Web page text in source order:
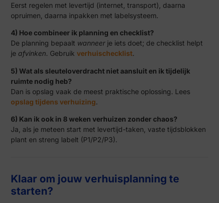
Eerst regelen met levertijd (internet, transport), daarna
opruimen, daarna inpakken met labelsysteem.
4) Hoe combineer ik planning en checklist?
De planning bepaalt wanneerje iets doet; de checklist helpt
je afvinken. Gebruikverhuischecklist.
5) Wat als sleuteloverdracht niet aansluit en ik tijdelijk
ruimte nodig heb?
Dan is opslag vaak de meest praktische oplossing. Lees
opslag tijdens verhuizing.
6) Kan ik ook in 8 weken verhuizen zonder chaos?
Ja, als je meteen start met levertijd-taken, vaste tijdsblokken
plant en streng labelt (P1/P2/P3).
Klaar om jouw verhuisplanning te
starten?